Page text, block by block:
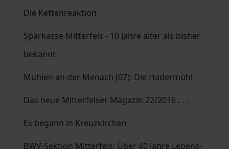
Die Kettenreaktion
Sparkasse Mitterfels - 10 Jahre älter als bisher
bekannt
Mühlen an der Menach (07): Die Hadermühl
Das neue Mitterfelser Magazin 22/2016 . . .
Es begann in Kreuzkirchen
BWV-Sektion Mitterfels: Über 40 Jahre Lebens-